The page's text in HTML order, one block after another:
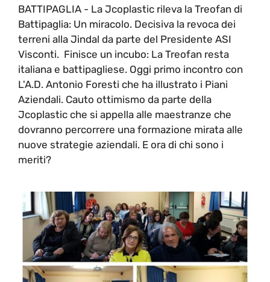
BATTIPAGLIA - La Jcoplastic rileva la Treofan di
Battipaglia: Un miracolo. Decisiva la revoca dei
terreni alla Jindal da parte del Presidente ASI
Visconti. Finisce un incubo: La Treofan resta
italiana e battipagliese. Oggi primo incontro con
L'A.D. Antonio Foresti che ha illustrato i Piani
Aziendali. Cauto ottimismo da parte della
Jcoplastic che si appella alle maestranze che
dovranno percorrere una formazione mirata alle
nuove strategie aziendali. E ora di chi sono i
meriti?